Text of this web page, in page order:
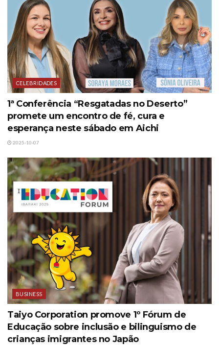
CELEBRIDADES
1ª Conferência “Resgatadas no Deserto”
promete um encontro de fé, cura e
esperança neste sábado em Aichi
2025-10-07
BUSINESS
Taiyo Corporation promove 1º Fórum de
Educação sobre inclusão e bilinguismo de
crianças imigrantes no Japão